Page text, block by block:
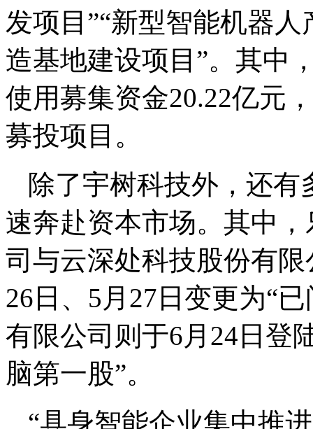
发项目”“新型智能机器
造基地建设项目”。其中
使用募集资金20.22亿元
募投项目。
除了宇树科技外，还
速奔赴资本市场。其中
司与云深处科技股份有
26日、5月27日变更为“
有限公司则于6月24日登
脑第一股”。
“具身智能企业集中推